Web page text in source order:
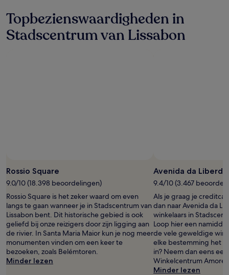
Topbezienswaardigheden in
Stadscentrum van Lissabon
Rossio Square
9.0/10 (18.398 beoordelingen)
Rossio Square is het zeker waard om even
langs te gaan wanneer je in Stadscentrum van
Lissabon bent. Dit historische gebied is ook
geliefd bij onze reizigers door zijn ligging aan
de rivier. In Santa Maria Maior kun je nog meer
monumenten vinden om een keer te
bezoeken, zoals Belémtoren.
Minder lezen
Avenida da
9.4/10 (3.467
Als je graag je
dan naar Avenida da
winkelaars in
Loop hier een
de vele geweldige
elke bestemming het
in? Neem dan eens
Winkelcentrum
Minder lezen